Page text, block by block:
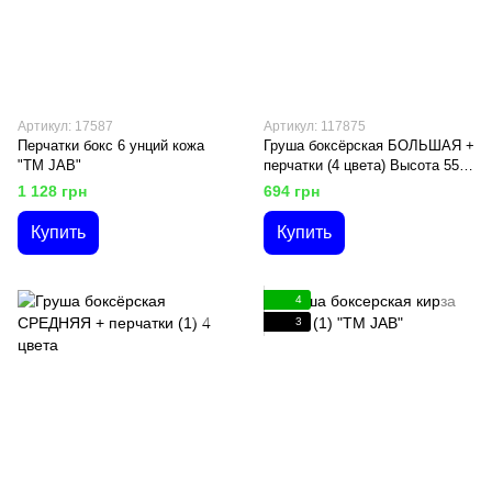
Артикул: 17587
Перчатки бокс 6 унций кожа
"ТМ JAB"
1 128 грн
Купить
Артикул: 117875
Груша боксёрская БОЛЬШАЯ +
перчатки (4 цвета) Высота 55
см
694 грн
Купить
4
3